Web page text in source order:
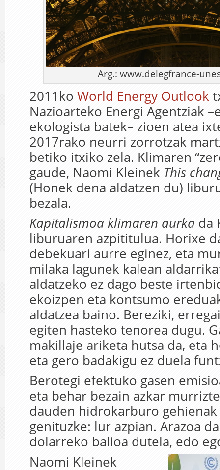
Arg.: www.delegfrance-
2011ko World Energy Outlook
Nazioarteko Energi Agentziak
ekologista batek– zioen atea
2017rako neurri zorrotzak
betiko itxiko zela. Klimaren
gaude, Naomi Kleinek This
(Honek dena aldatzen du)
bezala.
Kapitalismoa klimaren aurka da
liburuaren azpititulua. Horixe
debekuari aurre eginez, eta
milaka lagunek kalean
aldatzeko ez dago beste
ekoizpen eta kontsumo
aldatzea baino. Bereziki,
egiten hasteko tenorea dugu.
makillaje ariketa hutsa da, eta
eta gero badakigu ez duela
Berotegi efektuko gasen
eta behar bezain azkar
dauden hidrokarburo
genituzke: lur azpian. Arazoa
dolarreko balioa dutela, edo
Naomi Kleinek